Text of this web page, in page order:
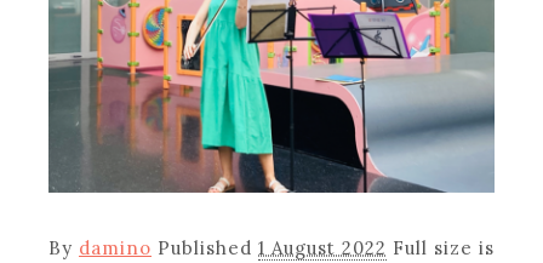
By damino Published 1 August 2022 Full size is